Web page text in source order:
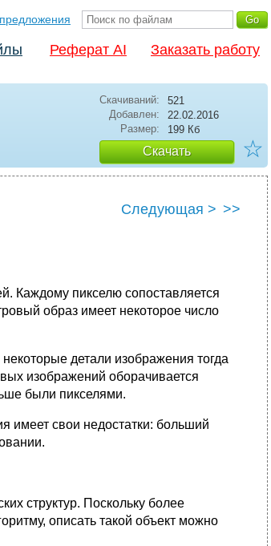
Реферат AI Заказать работу
Скачиваний:
521
Добавлен:
22.02.2016
Размер:
199 Кб
Скачать ☆
Следующая > >>
Каждому пикселю сопоставляется
образ имеет некоторое число
детали изображения тогда
изображений оборачивается
были пикселями.
имеет свои недостатки: больший
структур. Поскольку более
описать такой объект можно